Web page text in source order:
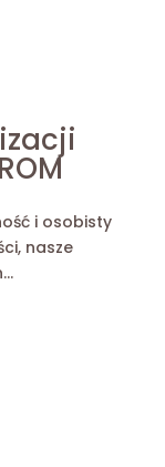
i osobisty
nasze